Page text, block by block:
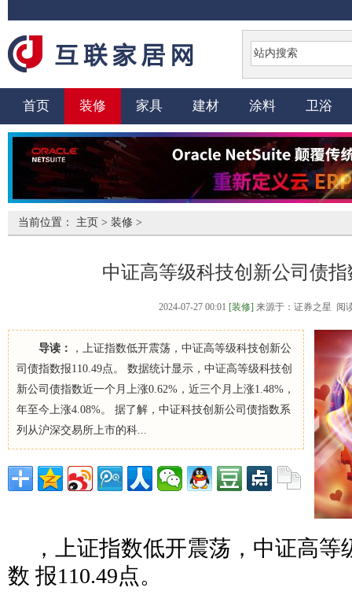
首页 装修 家具 建材 涂料 卫浴
当前位置： 主页 > 装修 >
中证高等级科技创新公司债指
2024-07-27 00:01 [装修] 来源于：证券之星 阅
导读：
，上证指数低开震荡，中证高等级科技创新公
司债指数报110.49点。 数据统计显示，中证高等级科技创
新公司债指数近一个月上涨0.62%，近三个月上涨1.48%，
年至今上涨4.08%。 据了解，中证科技创新公司债指数系
列从沪深交易所上市的科...
，上证指数低开震荡，中证高
数 报110.49点。